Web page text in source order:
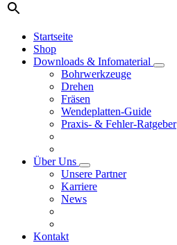
Startseite
Shop
Downloads & Infomaterial
Bohrwerkzeuge
Drehen
Fräsen
Wendeplatten-Guide
Praxis- & Fehler-Ratgeber
Über Uns
Unsere Partner
Karriere
News
Kontakt